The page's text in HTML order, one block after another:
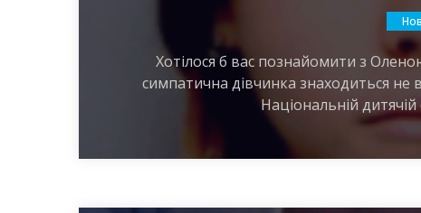
Хотілося б вас познайомити з
симпатична дівчинка знаходиться не
Національній дитячій